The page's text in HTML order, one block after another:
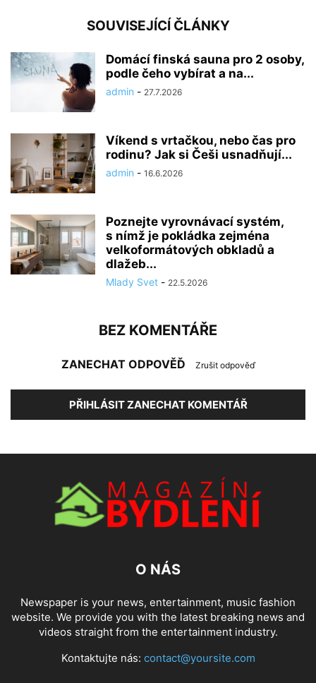
SOUVISEJÍCÍ ČLÁNKY
Domácí finská sauna pro 2 osoby,
podle čeho vybírat a na...
admin - 27.7.2026
Víkend s vrtačkou, nebo čas pro
rodinu? Jak si Češi usnadňují...
admin - 16.6.2026
Poznejte vyrovnávací systém,
s nímž je pokládka zejména
velkoformátových obkladů a
dlažeb...
Mlady Svet - 22.5.2026
BEZ KOMENTÁŘE
ZANECHAT ODPOVĚĎ Zrušit odpověď
PŘIHLÁSIT ZANECHAT KOMENTÁŘ
O NÁS
Newspaper is your news, entertainment, music fashion
website. We provide you with the latest breaking news and
videos straight from the entertainment industry.
Kontaktujte nás: contact@yoursite.com